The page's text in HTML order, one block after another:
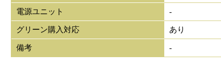
電源ユニット -
グリーン購入対応 あり
備考 -